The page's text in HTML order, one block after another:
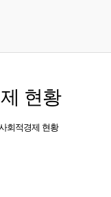
현황
회적경제 현황